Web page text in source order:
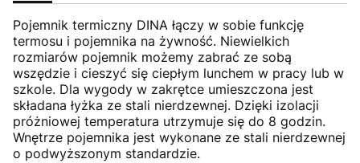
Pojemnik termiczny DINA łączy w sobie funkcję
termosu i pojemnika na żywność. Niewielkich
rozmiarów pojemnik możemy zabrać ze sobą
wszędzie i cieszyć się ciepłym lunchem w pracy lub w
szkole. Dla wygody w zakrętce umieszczona jest
składana łyżka ze stali nierdzewnej. Dzięki izolacji
próżniowej temperatura utrzymuje się do 8 godzin.
Wnętrze pojemnika jest wykonane ze stali nierdzewnej
o podwyższonym standardzie.